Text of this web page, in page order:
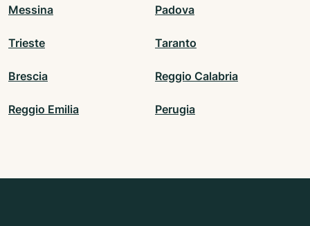
Messina Padova
Trieste Taranto
Brescia Reggio Calabria
Reggio Emilia Perugia